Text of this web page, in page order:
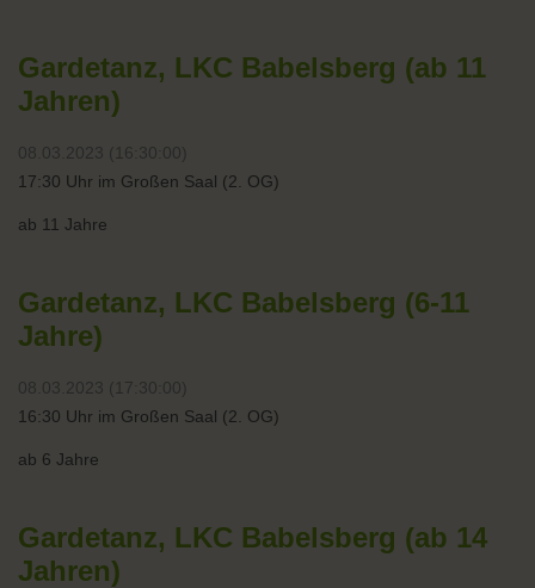
Gardetanz, LKC Babelsberg (ab 11
Jahren)
08.03.2023 (16:30:00)
17:30 Uhr im Großen Saal (2. OG)
ab 11 Jahre
Gardetanz, LKC Babelsberg (6-11
Jahre)
08.03.2023 (17:30:00)
16:30 Uhr im Großen Saal (2. OG)
ab 6 Jahre
Gardetanz, LKC Babelsberg (ab 14
Jahren)